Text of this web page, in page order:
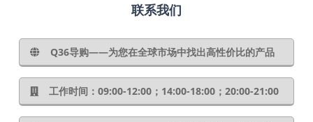
联系我们
Q36导购——为您在全球市场中找出高性价比的产品
工作时间：09:00-12:00；14:00-18:00；20:00-21:00